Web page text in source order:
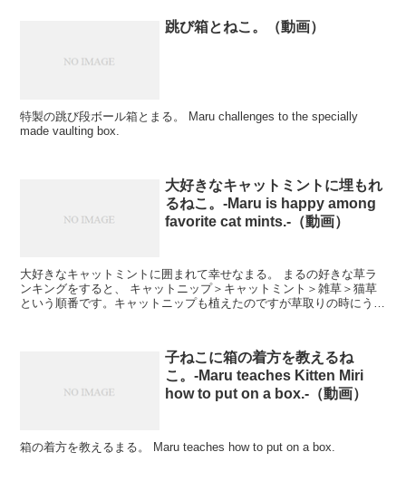
跳び箱とねこ。（動画）
特製の跳び段ボール箱とまる。 Maru challenges to the specially
made vaulting box.
大好きなキャットミントに埋もれ
るねこ。-Maru is happy among
favorite cat mints.-（動画）
大好きなキャットミントに囲まれて幸せなまる。 まるの好きな草ラ
ンキングをすると、 キャットニップ＞キャットミント＞雑草＞猫草
という順番です。キャットニップも植えたのですが草取りの時にうっ
子ねこに箱の着方を教えるね
こ。-Maru teaches Kitten Miri
how to put on a box.-（動画）
箱の着方を教えるまる。 Maru teaches how to put on a box.